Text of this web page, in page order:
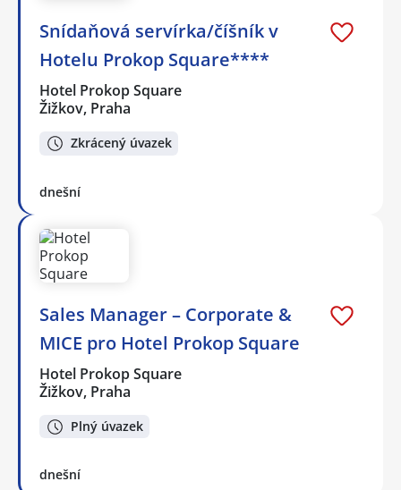
Snídaňová servírka/číšník v
Hotelu Prokop Square****
Hotel Prokop Square
Žižkov, Praha
Zkrácený úvazek
dnešní
Sales Manager – Corporate &
MICE pro Hotel Prokop Square
Hotel Prokop Square
Žižkov, Praha
Plný úvazek
dnešní